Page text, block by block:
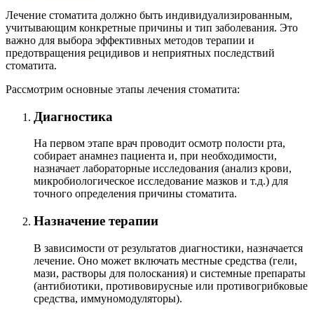
Лечение стоматита должно быть индивидуализированным,
учитывающим конкретные причины и тип заболевания. Это
важно для выбора эффективных методов терапии и
предотвращения рецидивов и неприятных последствий
стоматита.
Рассмотрим основные этапы лечения стоматита:
Диагностика
На первом этапе врач проводит осмотр полости рта,
собирает анамнез пациента и, при необходимости,
назначает лабораторные исследования (анализ крови,
микробиологическое исследование мазков и т.д.) для
точного определения причины стоматита.
Назначение терапии
В зависимости от результатов диагностики, назначается
лечение. Оно может включать местные средства (гели,
мази, растворы для полоскания) и системные препараты
(антибиотики, противовирусные или противогрибковые
средства, иммуномодуляторы).